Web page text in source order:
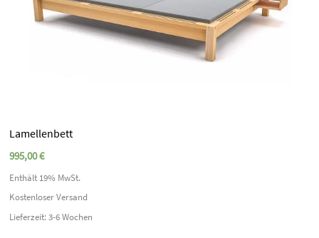
Lamellenbett
995,00€
Enthält 19% MwSt.
Kostenloser Versand
Lieferzeit: 3-6 Wochen